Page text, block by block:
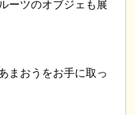
ーツのオブジェも展
まおうをお手に取っ